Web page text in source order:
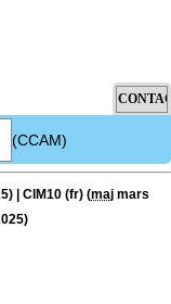
(CCAM)
| CIM10 (fr) (maj mars